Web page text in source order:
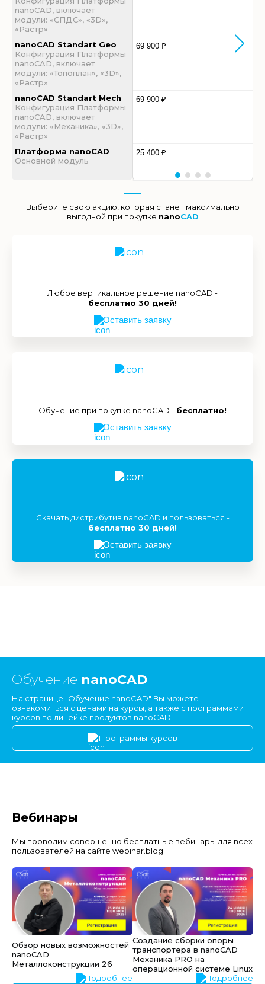
nanoCAD, включает
модули: «СПДС», «3D»,
«Растр»
nanoCAD Standart Geo
Конфигурация Платформы
nanoCAD, включает
модули: «Топоплан», «3D»,
«Растр»
nanoCAD Standart Mech
Конфигурация Платформы
nanoCAD, включает
модули: «Механика», «3D»,
«Растр»
Платформа nanoCAD
Основной модуль
69 900 ₽
69 900 ₽
25 400 ₽
Выберите свою акцию, которая станет максимально
выгодной при покупке nanoCAD
Любое вертикальное решение nanoCAD -
бесплатно 30 дней!
Оставить заявку
Обучение при покупке nanoCAD - бесплатно!
Оставить заявку
Скачать дистрибутив nanoCAD и пользоваться -
бесплатно 30 дней!
Оставить заявку
Обучение nanoCAD
На странице "Обучение nanoCAD" Вы можете
ознакомиться с ценами на курсы, а также с программами
курсов по линейке продуктов nanoCAD
Программы курсов
Вебинары
Мы проводим совершенно бесплатные вебинары для всех
пользователей на сайте webinar.blog
Обзор новых возможностей
nanoCAD
Металлоконструкции 26
Подробнее
Создание сборки опоры
транспортера в nanoCAD
Механика PRO на
операционной системе Linux
Подробнее